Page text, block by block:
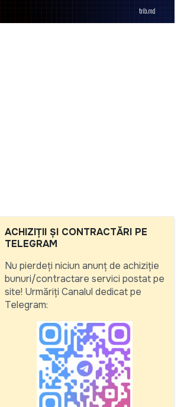
ACHIZIȚII ȘI CONTRACTĂRI PE
TELEGRAM
Nu pierdeți niciun anunț de achiziție
bunuri/contractare servici postat pe
site! Urmăriți Canalul dedicat pe
Telegram: